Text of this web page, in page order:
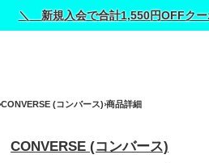
＼ 新規入会で合計1,550円OFFク
CONVERSE (コンバース) 商品詳細
CONVERSE (コンバース)